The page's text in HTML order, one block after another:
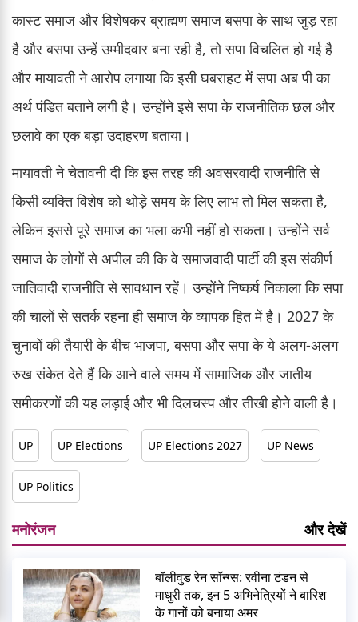
कास्ट समाज और विशेषकर ब्राह्मण समाज बसपा के साथ जुड़ रहा
है और बसपा उन्हें उम्मीदवार बना रही है, तो सपा विचलित हो गई है
और मायावती ने आरोप लगाया कि इसी घबराहट में सपा अब पी का
अर्थ पंडित बताने लगी है। उन्होंने इसे सपा के राजनीतिक छल और
छलावे का एक बड़ा उदाहरण बताया।
मायावती ने चेतावनी दी कि इस तरह की अवसरवादी राजनीति से
किसी व्यक्ति विशेष को थोड़े समय के लिए लाभ तो मिल सकता है,
लेकिन इससे पूरे समाज का भला कभी नहीं हो सकता। उन्होंने सर्व
समाज के लोगों से अपील की कि वे समाजवादी पार्टी की इस संकीर्ण
जातिवादी राजनीति से सावधान रहें। उन्होंने निष्कर्ष निकाला कि सपा
की चालों से सतर्क रहना ही समाज के व्यापक हित में है। 2027 के
चुनावों की तैयारी के बीच भाजपा, बसपा और सपा के ये अलग-अलग
रुख संकेत देते हैं कि आने वाले समय में सामाजिक और जातीय
समीकरणों की यह लड़ाई और भी दिलचस्प और तीखी होने वाली है।
UP UP Elections UP Elections 2027 UP News
UP Politics
मनोरंजन और देखें
बॉलीवुड रेन सॉन्ग्स: रवीना टंडन से
माधुरी तक, इन 5 अभिनेत्रियों ने बारिश
के गानों को बनाया अमर